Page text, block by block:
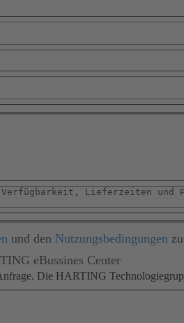
und den Nutzungsbedingungen
eBussines Center
Die HARTING